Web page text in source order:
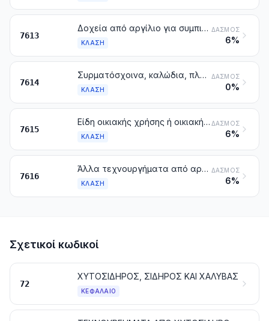
7613
Δοχεία από αργίλιο για συμπιεσμένα ή υγροποιημένα αέρια
ΚΛΆΣΗ
ΔΑΣΜΌΣ
6%
7614
Συρματόσχοινα, καλώδια, πλεξίδες και παρόμοια, από αργίλιο, μη μονωμένα, για την ηλεκτροτεχνία
ΚΛΆΣΗ
ΔΑΣΜΌΣ
0%
7615
Είδη οικιακής χρήσης ή οικιακής οικονομίας, υγιεινής ή ευπρεπισμού, και τα μέρη αυτών, όλα από αργίλιο. Σφουγγάρια, σύρματα τριψίματος, γάντια και παρόμοια είδη για τον καθαρισμό με τρίψιμο, τη στίλβωση ή ανάλογες χρήσεις, από αργίλιο
ΚΛΆΣΗ
ΔΑΣΜΌΣ
6%
7616
Άλλα τεχνουργήματα από αργίλιο
ΚΛΆΣΗ
ΔΑΣΜΌΣ
6%
Σχετικοί κωδικοί
72
ΧΥΤΟΣΙΔΗΡΟΣ, ΣΙΔΗΡΟΣ ΚΑΙ ΧΑΛΥΒΑΣ
ΚΕΦΆΛΑΙΟ